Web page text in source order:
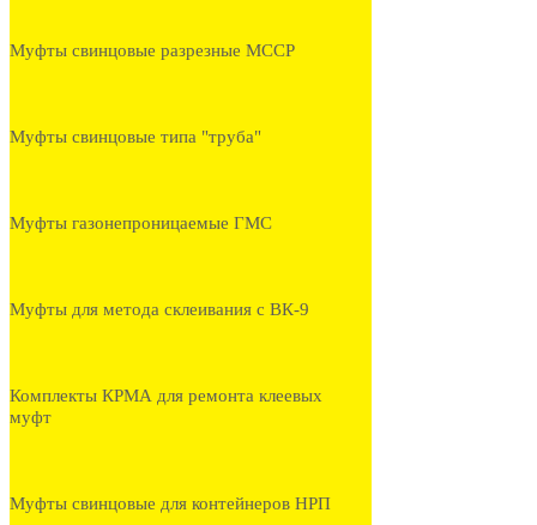
Муфты свинцовые разрезные МССР
Муфты свинцовые типа "труба"
Муфты газонепроницаемые ГМС
Муфты для метода склеивания с ВК-9
Комплекты КРМА для ремонта клеевых
муфт
Муфты свинцовые для контейнеров НРП